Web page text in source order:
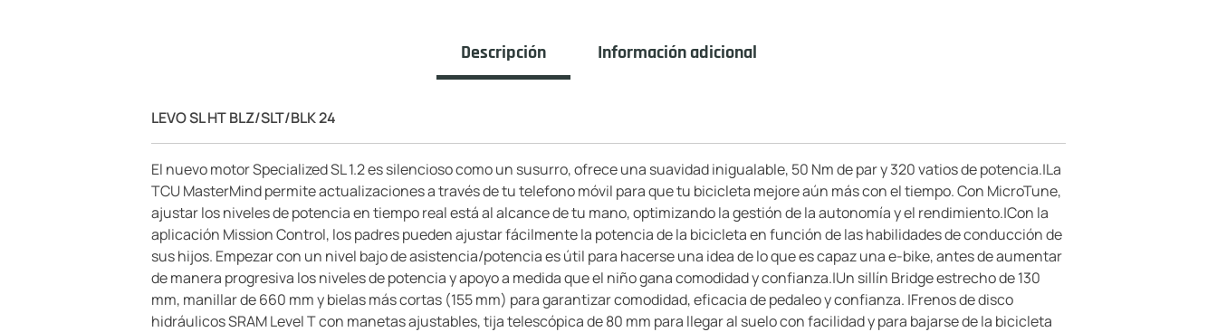
Descripción Información adicional
LEVO SL HT BLZ/SLT/BLK 24
El nuevo motor Specialized SL 1.2 es silencioso como un susurro, ofrece una suavidad inigualable, 50 Nm de par y 320 vatios de potencia.|La
TCU MasterMind permite actualizaciones a través de tu telefono móvil para que tu bicicleta mejore aún más con el tiempo. Con MicroTune,
ajustar los niveles de potencia en tiempo real está al alcance de tu mano, optimizando la gestión de la autonomía y el rendimiento.|Con la
aplicación Mission Control, los padres pueden ajustar fácilmente la potencia de la bicicleta en función de las habilidades de conducción de
sus hijos. Empezar con un nivel bajo de asistencia/potencia es útil para hacerse una idea de lo que es capaz una e-bike, antes de aumentar
de manera progresiva los niveles de potencia y apoyo a medida que el niño gana comodidad y confianza.|Un sillín Bridge estrecho de 130
mm, manillar de 660 mm y bielas más cortas (155 mm) para garantizar comodidad, eficacia de pedaleo y confianza. |Frenos de disco
hidráulicos SRAM Level T con manetas ajustables, tija telescópica de 80 mm para llegar al suelo con facilidad y para bajarse de la bicicleta